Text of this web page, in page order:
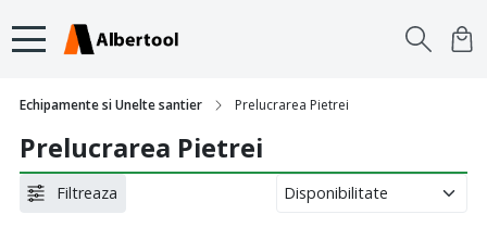
Echipamente si Unelte santier Prelucrarea Pietrei
Prelucrarea Pietrei
Filtreaza